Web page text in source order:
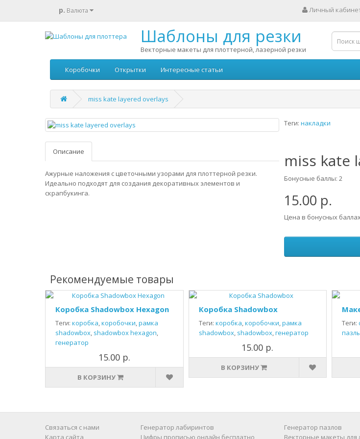
р. Валюта Личный
Шаблоны для резки
Векторные макеты для плоттерной, лазерной резки
Коробочки Открытки Интересные статьи
miss kate layered overlays
Описание
Ажурные наложения с цветочными узорами для плоттерной резки.
Идеально подходят для создания декоративных элементов и
скрапбукинга.
Теги: накладки
miss kate
Бонусные баллы: 2
15.00 р.
Цена в бонусных
Рекомендуемые товары
Коробка Shadowbox Hexagon
Теги: коробка,коробочки,рамка
shadowbox, shadowbox hexagon,
генератор
15.00 р.
В КОРЗИНУ
Коробка Shadowbox
Теги: коробка,коробочки,рамка
shadowbox, shadowbox,генератор
15.00 р.
В КОРЗИНУ
Теги:
Связаться с нами
Карта сайта
Генератор лабиринтов
Цифры прописью онлайн бесплатно
Генератор пазлов
Векторные макеты для